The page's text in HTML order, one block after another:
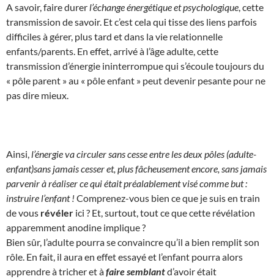
A savoir, faire durer l’échange énergétique et psychologique , cette
transmission de savoir. Et c’est cela qui tisse des liens parfois
difficiles à gérer, plus tard et dans la vie relationnelle
enfants/parents. En effet, arrivé à l’âge adulte, cette
transmission d’énergie ininterrompue qui s’écoule toujours du
« pôle parent » au « pôle enfant » peut devenir pesante pour ne
pas dire mieux.
Ainsi, l’énergie va circuler sans cesse entre les deux pôles (adulte-
enfant)sans jamais cesser et, plus fâcheusement encore, sans jamais
parvenir à réaliser ce qui était préalablement visé comme but :
instruire l’enfant ! Comprenez-vous bien ce que je suis en train
de vous révéler ici ? Et, surtout, tout ce que cette révélation
apparemment anodine implique ?
Bien sûr, l’adulte pourra se convaincre qu’il a bien remplit son
rôle. En fait, il aura en effet essayé et l’enfant pourra alors
apprendre à tricher et àfaire semblantd’avoir était